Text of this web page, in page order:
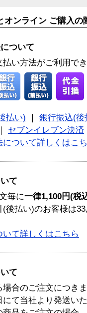
オンライン ご購入の
ついて
払い方法がご利用で
払い)
銀行振込(後
セブンイレブン決済
について詳しくはこ
て
毎に一律1,100円(税
後払い)のお客様は
いて詳しくはこちら
て
場合のご注文につき
にて当社より発送い